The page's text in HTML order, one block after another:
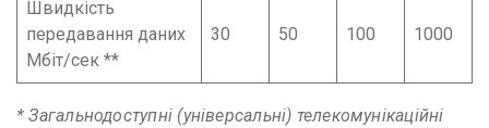
Швидкість
передавання даних
Мбіт/сек **
30 50 100 1000
* Загальнодоступні (універсальні) телекомунікаційні